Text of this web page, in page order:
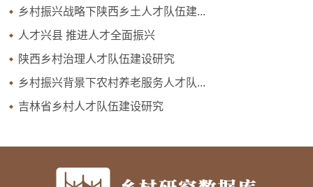
乡村振兴战略下陕西乡土人才队伍建...
人才兴县 推进人才全面振兴
陕西乡村治理人才队伍建设研究
乡村振兴背景下农村养老服务人才队...
吉林省乡村人才队伍建设研究